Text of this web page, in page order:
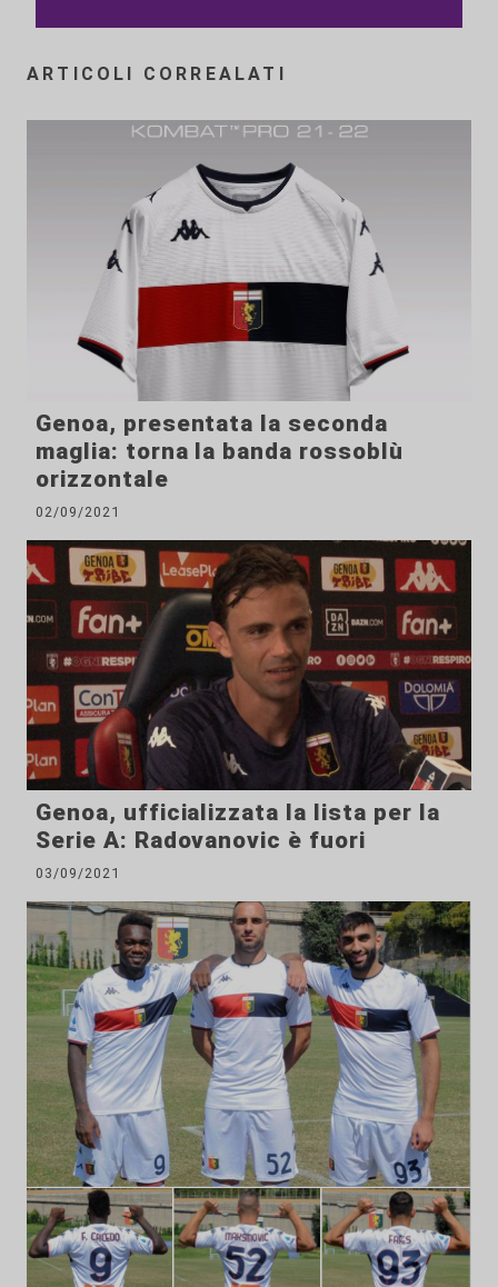
ARTICOLI CORREALATI
Genoa, presentata la seconda
maglia: torna la banda rossoblù
orizzontale
02/09/2021
Genoa, ufficializzata la lista per la
Serie A: Radovanovic è fuori
03/09/2021